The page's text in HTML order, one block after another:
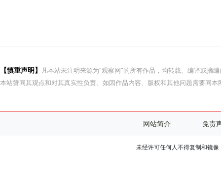
【慎重声明】
凡本站未注明来源为"观察网"的所有作品，均转载、编译或摘
本站赞同其观点和对其真实性负责。如因作品内容、版权和其他问题需要同本
网站简介 免责
未经许可任何人不得复制和镜